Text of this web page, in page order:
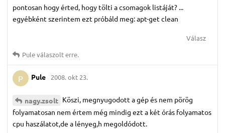
pontosan hogy érted, hogy tölti a csomagok listáját? ...
egyébként szerintem ezt próbáld meg: apt-get clean
Válasz
Puleválaszolt erre.
P Pule 2008. okt 23.
nagy.​zsolt Köszi, megnyugodott a gép és nem pörög
folyamatosan nem értem még mindig ezt a két órás folyamatos
cpu haszálatot,de a lényeg,h megoldódott.